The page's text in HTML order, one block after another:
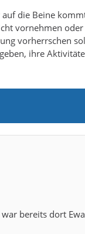
die Beine
vornehmen
vorherrschen
ihre
bereits dort